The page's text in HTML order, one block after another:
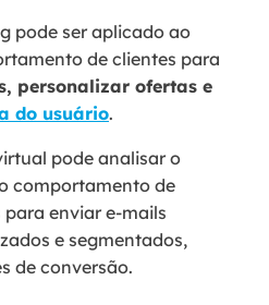
pode ser aplicado ao
de clientes para
personalizar ofertas e
do usuário.
pode analisar o
comportamento de
enviar e-mails
e segmentados,
de conversão.